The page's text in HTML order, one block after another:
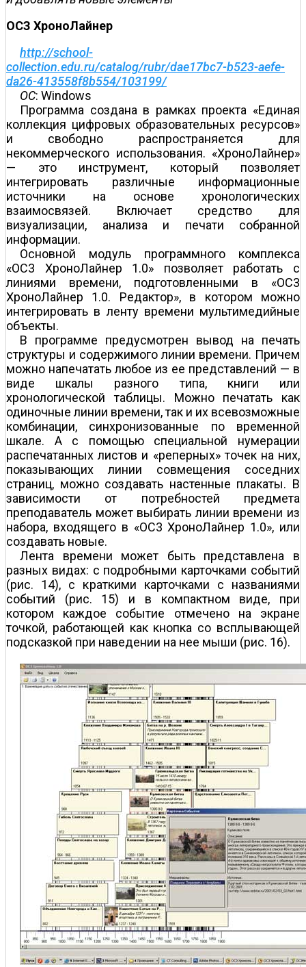
ОСЗ ХроноЛайнер
http://school-
collection.edu.ru/catalog/rubr/dae17bc7-b523-aefe-
da26-413558f8b554/103199/
ОС: Windows
Программа создана в рамках проекта «Единая
коллекция цифровых образовательных ресурсов»
и свободно распространяется для
некоммерческого использования. «ХроноЛайнер»
— это инструмент, который позволяет
интегрировать различные информационные
источники на основе хронологических
взаимосвязей. Включает средство для
визуализации, анализа и печати собранной
информации.
Основной модуль программного комплекса
«ОС3 ХроноЛайнер 1.0» позволяет работать с
линиями времени, подготовленными в «ОС3
ХроноЛайнер 1.0. Редактор», в котором можно
интегрировать в ленту времени мультимедийные
объекты.
В программе предусмотрен вывод на печать
структуры и содержимого линии времени. Причем
можно напечатать любое из ее представлений — в
виде шкалы разного типа, книги или
хронологической таблицы. Можно печатать как
одиночные линии времени, так и их всевозможные
комбинации, синхронизованные по временной
шкале. А с помощью специальной нумерации
распечатанных листов и «реперных» точек на них,
показывающих линии совмещения соседних
страниц, можно создавать настенные плакаты. В
зависимости от потребностей предмета
преподаватель может выбирать линии времени из
набора, входящего в «ОС3 ХроноЛайнер 1.0», или
создавать новые.
Лента времени может быть представлена в
разных видах: с подробными карточками событий
(рис. 14), с краткими карточками с названиями
событий (рис. 15) и в компактном виде, при
котором каждое событие отмечено на экране
точкой, работающей как кнопка со всплывающей
подсказкой при наведении на нее мыши (рис. 16).